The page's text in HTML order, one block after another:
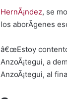
HernÃ¡ndez, se
los aborÃ­genes
â€œEstoy
AnzoÃ¡tegui, a
AnzoÃ¡tegui, al